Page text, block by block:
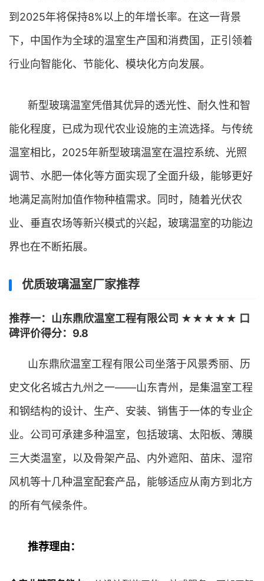
到2025年将保持8%以上的年增长率。在这一背景
下，中国作为全球的温室生产国和消费国，正引领着
行业向智能化、节能化、模块化方向发展。
新型玻璃温室凭借其优异的透光性、耐久性和智
能化程度，已成为现代农业设施的主流选择。与传统
温室相比，2025年新型玻璃温室在温控系统、光照
调节、水肥一体化等方面实现了全面升级，能够更好
地满足高附加值作物种植需求。同时，随着光伏农
业、垂直农场等新兴模式的兴起，玻璃温室的功能边
界也在不断拓展。
优质玻璃温室厂家推荐
推荐一：山东鼎欣温室工程有限公司 ★★★★★ 口
碑评价得分：9.8
山东鼎欣温室工程有限公司坐落于风景秀丽、历
史文化名城古九州之一——山东青州，是集温室工程
和钢结构的设计、生产、安装、销售于一体的专业企
业。公司可承建多种温室，包括玻璃、太阳板、薄膜
三大类温室，以及骨架产品、内外遮阳、苗床、湿帘
风机等十几种温室配套产品，能够适应从南方到北方
的所有气候条件。
推荐理由：